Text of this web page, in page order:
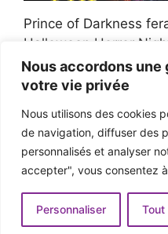
Nous accordons une
votre vie privée
Nous utilisons des cookies
de navigation, diffuser des
personnalisés et analyser
accepter", vous consentez
Personnaliser Tout
Prince of Darkness
Halloween Horror
Afroman poursuit un
victoire du jury en
© 2026 - Pop'n